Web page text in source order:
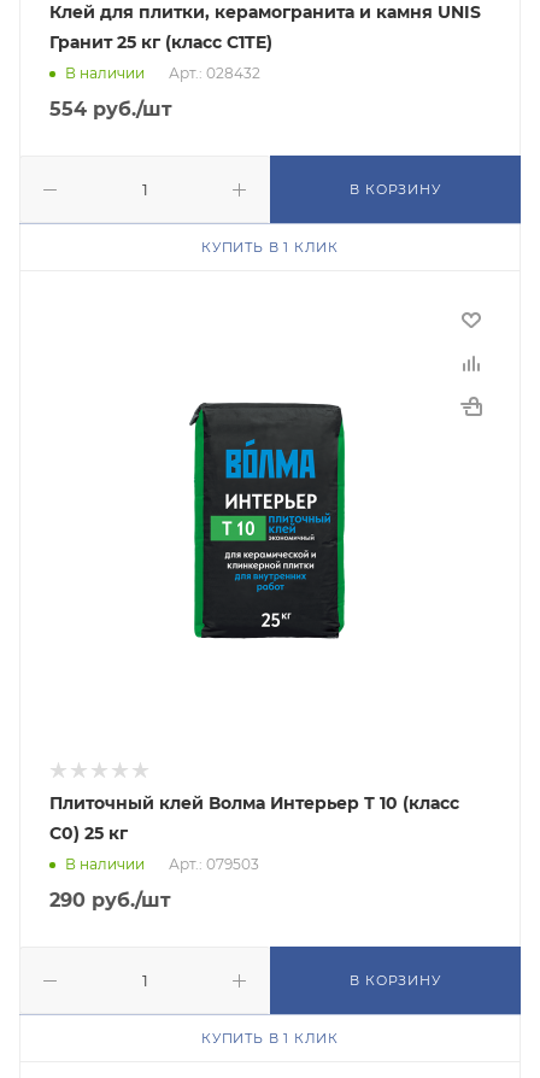
Клей для плитки, керамогранита и камня UNIS
Гранит 25 кг (класс C1TE)
В наличии Арт.: 028432
554 руб./шт
В КОРЗИНУ
КУПИТЬ В 1 КЛИК
Плиточный клей Волма Интерьер Т 10 (класс
C0) 25 кг
В наличии Арт.: 079503
290 руб./шт
В КОРЗИНУ
КУПИТЬ В 1 КЛИК